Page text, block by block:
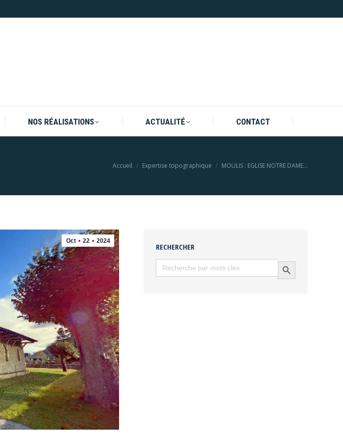
NOS RÉALISATIONS ACTUALITÉ CONTACT
Vous êtes ici :
Accueil Expertise topographique MOULIS : EGLISE NOTRE DAME…
Oct 22 2024
RECHERCHER
Search
for:
Search Button
NOS RÉALISATIONS ACTUALITÉ CONTACT